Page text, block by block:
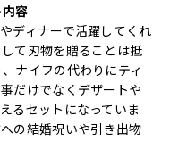
容
ディナーで活躍してくれ
て刃物を贈ることは抵
ナイフの代わりにティ
だけでなくデザートや
るセットになっていま
の結婚祝いや引き出物